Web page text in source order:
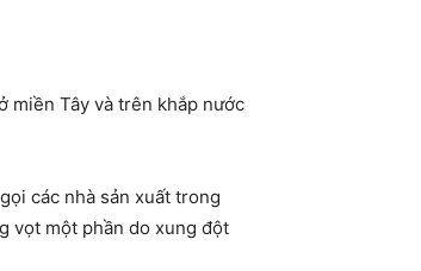
miền Tây và trên khắp nước
các nhà sản xuất trong
vọt một phần do xung đột